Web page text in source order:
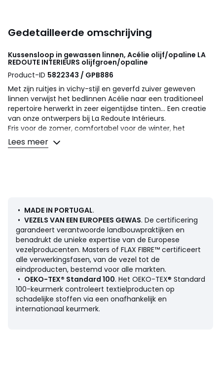
Gedetailleerde omschrijving
Kussensloop in gewassen linnen, Acélie olijf/opaline LA
REDOUTE INTERIEURS olijfgroen/opaline
Product-ID 5822343 / GPB886
Met zijn ruitjes in vichy-stijl en geverfd zuiver geweven
linnen verwijst het bedlinnen Acélie naar een traditioneel
repertoire herwerkt in zeer eigentijdse tinten... Een creatie
van onze ontwerpers bij La Redoute Intérieurs.
Fris voor de zomer, comfortabel voor de winter, het
gewassen linnen wordt met elke wasbeurt mooier en
soepeler. Licht gekreukt, hoeft niet gestreken te worden.
• Kussensloop afzonderlijk verkrijgbaar
Door de seizoenen heen, kan u een persoonlijke touch
geven door het gamma Acélie te combineren met ons
effen gamma Linot.
Onderhoud
• Wassen op 60°
• Door te wassen op 40° in plaats van 60°, verminder je
het energieverbruik
Lees meer
• MADE IN PORTUGAL.
• VEZELS VAN EEN EUROPEES GEWAS. De certificering
garandeert verantwoorde landbouwpraktijken en
benadrukt de unieke expertise van de Europese
vezelproducenten. Masters of FLAX FIBRE™ certificeert
alle verwerkingsfasen, van de vezel tot de
eindproducten, bestemd voor alle markten.
• OEKO-TEX® Standard 100. Het OEKO-TEX® Standard
100-keurmerk controleert textielproducten op
schadelijke stoffen via een onafhankelijk en
internationaal keurmerk.